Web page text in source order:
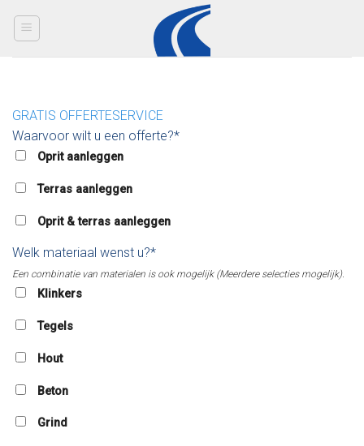
GRATIS OFFERTESERVICE
Waarvoor wilt u een offerte?*
Oprit aanleggen
Terras aanleggen
Oprit & terras aanleggen
Welk materiaal wenst u?*
Een combinatie van materialen is ook mogelijk (Meerdere selecties mogelijk).
Klinkers
Tegels
Hout
Beton
Grind